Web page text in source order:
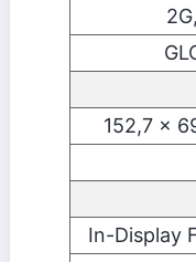
152,7 x
In-Display